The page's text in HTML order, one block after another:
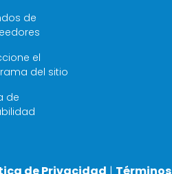
de
el
del sitio
de